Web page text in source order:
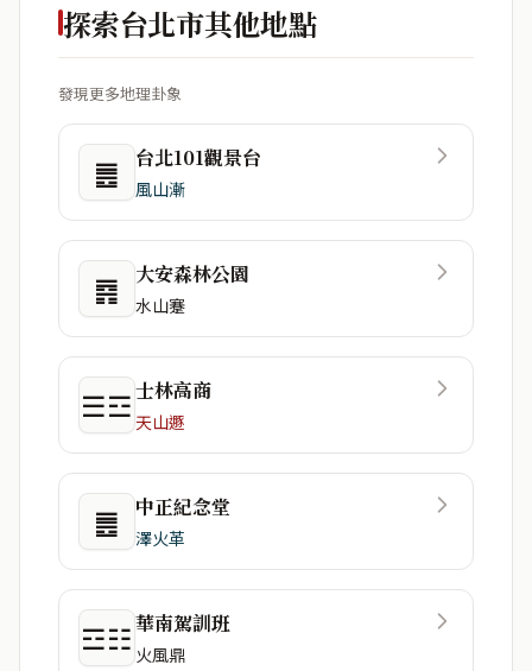
探索台北市其他地點
發現更多地理卦象
䷌ 台北101觀景台
風山漸
䷴ 大安森林公園
水山蹇
☰☲士林高商
天山遯
䷌ 中正紀念堂
澤火革
☲☷華南駕訓班
火風鼎